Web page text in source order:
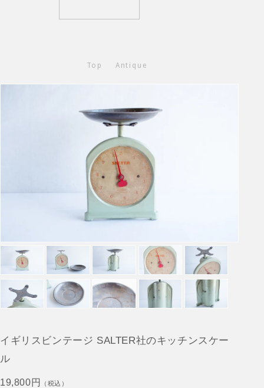
Top Antique
イギリスビンテージ SALTER社のキッチンスケー
ル
19,800円 （税込）